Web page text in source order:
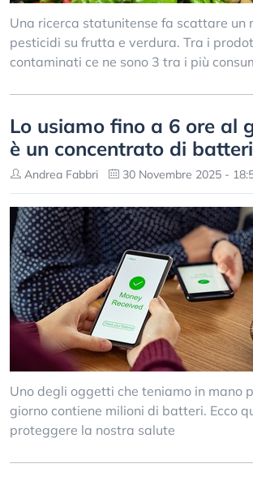
Una ricerca statunitense fa scattare un
pesticidi su frutta e verdura. Tra i
contaminati ce ne sono 3 tra i più
Lo usiamo fino a 6 ore al
è un concentrato di
Andrea Fabbri 30 Novembre 2025 -
Uno degli oggetti che teniamo in mano
giorno contiene milioni di batteri. Ecco
proteggere la nostra salute